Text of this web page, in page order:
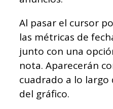
Al pasar el cursor
las métricas de
junto con una
nota. Aparecerán
cuadrado a lo largo
del gráfico.